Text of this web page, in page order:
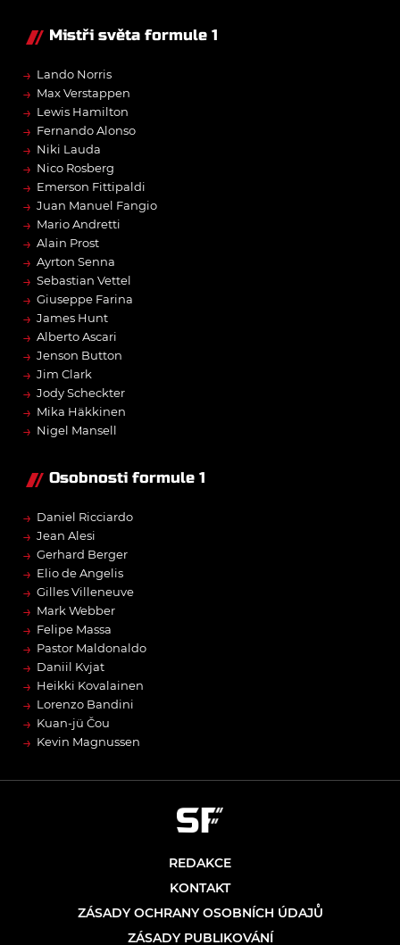
Mistři světa formule 1
→ Lando Norris
→ Max Verstappen
→ Lewis Hamilton
→ Fernando Alonso
→ Niki Lauda
→ Nico Rosberg
→ Emerson Fittipaldi
→ Juan Manuel Fangio
→ Mario Andretti
→ Alain Prost
→ Ayrton Senna
→ Sebastian Vettel
→ Giuseppe Farina
→ James Hunt
→ Alberto Ascari
→ Jenson Button
→ Jim Clark
→ Jody Scheckter
→ Mika Häkkinen
→ Nigel Mansell
Osobnosti formule 1
→ Daniel Ricciardo
→ Jean Alesi
→ Gerhard Berger
→ Elio de Angelis
→ Gilles Villeneuve
→ Mark Webber
→ Felipe Massa
→ Pastor Maldonaldo
→ Daniil Kvjat
→ Heikki Kovalainen
→ Lorenzo Bandini
→ Kuan-jü Čou
→ Kevin Magnussen
REDAKCE
KONTAKT
ZÁSADY OCHRANY OSOBNÍCH ÚDAJŮ
ZÁSADY PUBLIKOVÁNÍ